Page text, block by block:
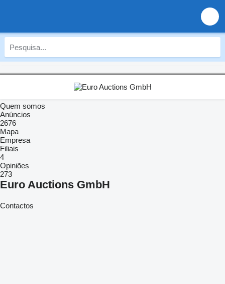
Quem somos
Anúncios
2676
Mapa
Empresa
Filiais
4
Opiniões
273
Euro Auctions GmbH
Contactos